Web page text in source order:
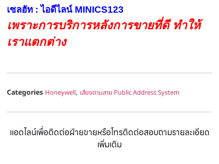
เซลฮัท : ไอดีไลน์ MINICS123
เพราะการบริการหลังการขายที่ดี ทำให้
เราแตกต่าง
Categories Honeywell, เสียงตามสาย Public Address System
แอดไลน์เพื่อติดต่อฝ่ายขายหรือโทรติดต่อสอบถามรายละเอียด
เพิ่มเติม